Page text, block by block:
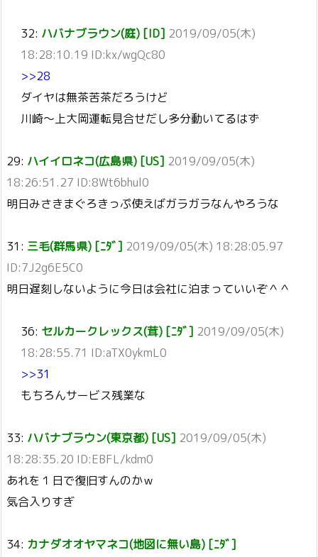
32: ハバナブラウン(庭) [ID] 2019/09/05(木)
18:28:10.19 ID:kx/wgQc80
>>28
ダイヤは無茶苦茶だろうけど
川崎～上大岡運転見合せだし多分動いてるはず
29: ハイイロネコ(広島県) [US] 2019/09/05(木)
18:26:51.27 ID:8Wt6bhul0
明日みさきまぐろきっぷ使えばガラガラなんやろうな
31: 三毛(群馬県) [ﾆﾀﾞ] 2019/09/05(木) 18:28:05.97
ID:7J2g6E5C0
明日遅刻しないように今日は会社に泊まっていいぞ＾＾
36: セルカークレックス(茸) [ﾆﾀﾞ] 2019/09/05(木)
18:28:55.71 ID:aTX0ykmL0
>>31
もちろんサービス残業な
33: ハバナブラウン(東京都) [US] 2019/09/05(木)
18:28:35.20 ID:EBFL/kdm0
あれを１日で復旧すんのかｗ
気合入りすぎ
34: カナダオオヤマネコ(地図に無い島) [ﾆﾀﾞ]